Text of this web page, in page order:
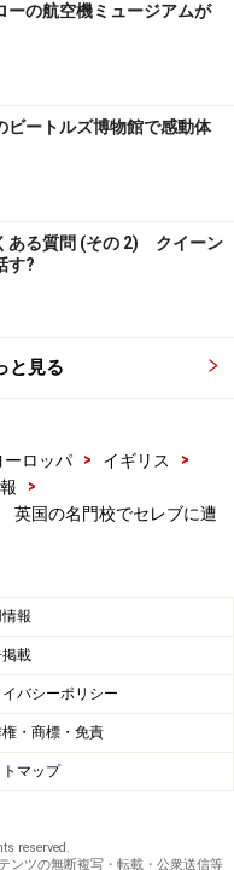
ーの航空機ミュージアムが
ビートルズ博物館で感動体
ある質問 (その 2) クイーン
す?
と見る
ーロッパ > イギリス
>
>
英国の名門校でセレブに遭
報
掲載
イバシーポリシー
・商標・免責
マップ
reserved.
ンツの無断複写・転載・公衆送信等